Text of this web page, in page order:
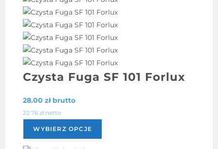
Czysta Fuga SF 101 Forlux
28.00złbrutto
22.76 zł netto
WYBIERZ OPCJE